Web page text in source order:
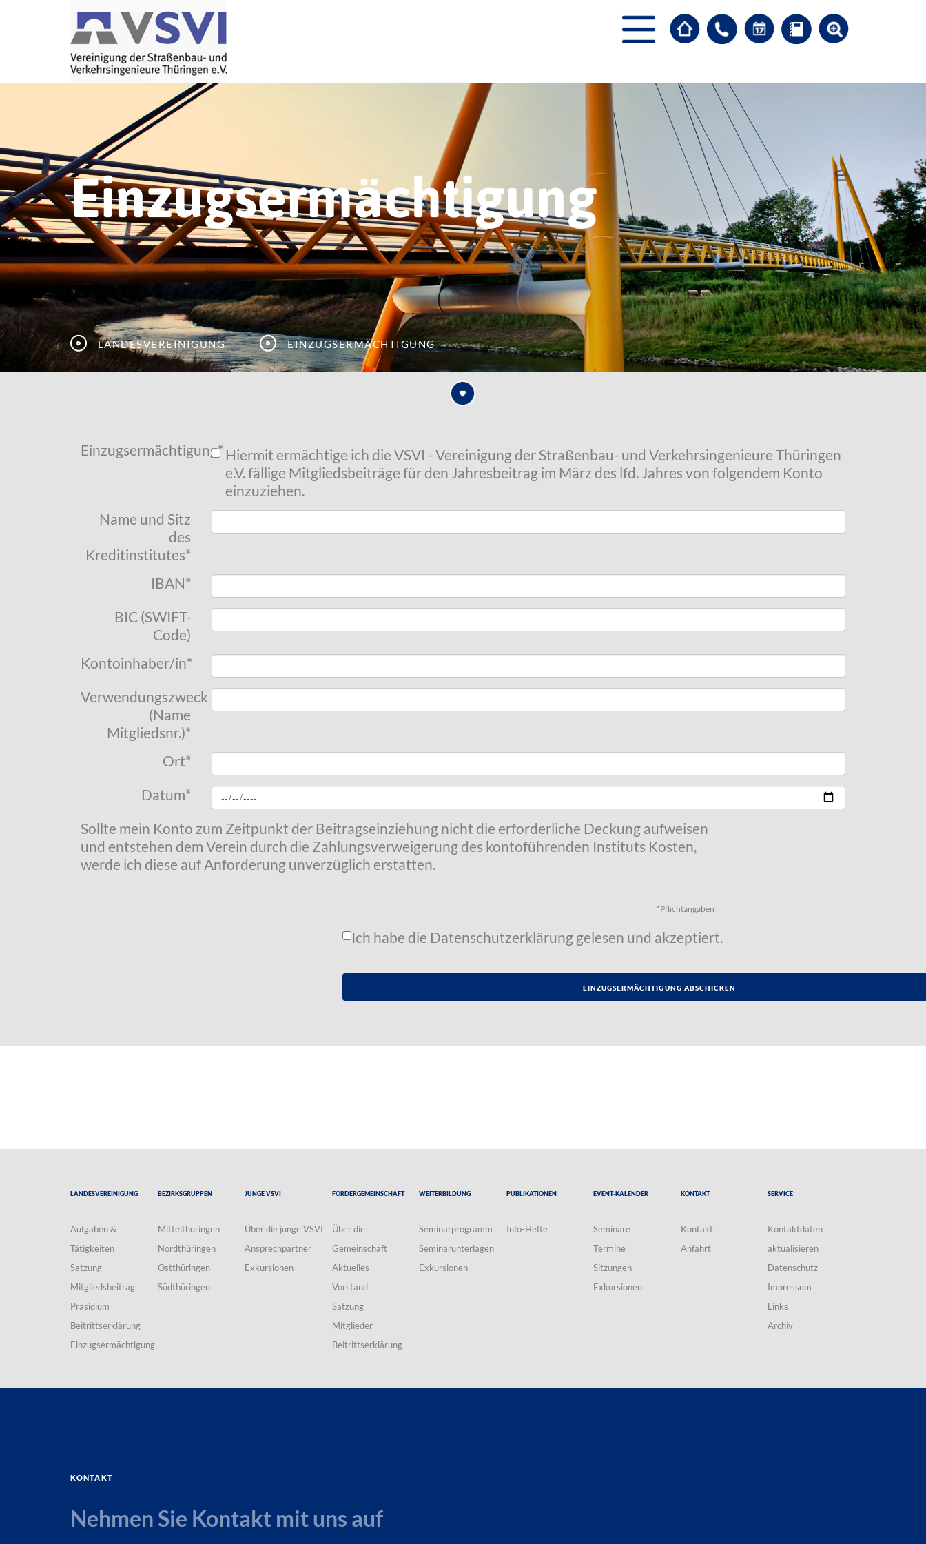
Einzugsermächtigung
Landesvereinigung Einzugsermächtigung
Einzugsermächtigung* Hiermit ermächtige ich die VSVI - Vereinigung der Straßenbau- und Verkehrsingenieure Thüringen
e.V. fällige Mitgliedsbeiträge für den Jahresbeitrag im März des lfd. Jahres von folgendem Konto
einzuziehen.
Name und Sitz
des
Kreditinstitutes*
IBAN*
BIC (SWIFT-
Code)
Kontoinhaber/in*
Verwendungszweck
(Name
Mitgliedsnr.)*
Ort*
Datum*
Sollte mein Konto zum Zeitpunkt der Beitragseinziehung nicht die erforderliche Deckung aufweisen
und entstehen dem Verein durch die Zahlungsverweigerung des kontoführenden Instituts Kosten,
werde ich diese auf Anforderung unverzüglich erstatten.
*Pflichtangaben
Ich habe die Datenschutzerklärunggelesen und akzeptiert.
Landesvereinigung
Aufgaben &
Tätigkeiten
Satzung
Mitgliedsbeitrag
Präsidium
Beitrittserklärung
Einzugsermächtigung
Bezirksgruppen
Mittelthüringen
Nordthüringen
Ostthüringen
Südthüringen
Junge VSVI
Über die junge VSVI
Ansprechpartner
Exkursionen
Fördergemeinschaft
Über die
Gemeinschaft
Aktuelles
Vorstand
Satzung
Mitglieder
Beitrittserklärung
Weiterbildung
Seminarprogramm
Seminarunterlagen
Exkursionen
Publikationen
Info-Hefte
Event-Kalender
Seminare
Termine
Sitzungen
Exkursionen
Kontakt
Kontakt
Anfahrt
Service
Kontaktdaten
aktualisieren
Datenschutz
Impressum
Links
Archiv
Kontakt
Nehmen Sie Kontakt mit uns auf